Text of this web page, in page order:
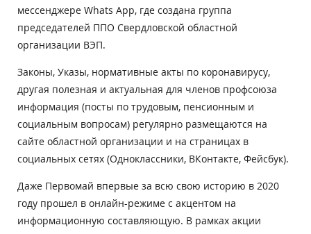
мессенджере Whats App, где создана группа
председателей ППО Свердловской областной
организации ВЭП.
Законы, Указы, нормативные акты по коронавирусу,
другая полезная и актуальная для членов профсоюза
информация (посты по трудовым, пенсионным и
социальным вопросам) регулярно размещаются на
сайте областной организации и на страницах в
социальных сетях (Одноклассники, ВКонтакте, Фейсбук).
Даже Первомай впервые за всю свою историю в 2020
году прошел в онлайн-режиме с акцентом на
информационную составляющую. В рамках акции